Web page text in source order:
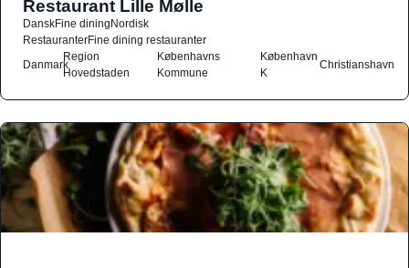
Restaurant Lille Mølle
DanskFine diningNordisk
RestauranterFine dining restauranter
Danmark
Region
Hovedstaden
Københavns
Kommune
København
K
Christianshavn